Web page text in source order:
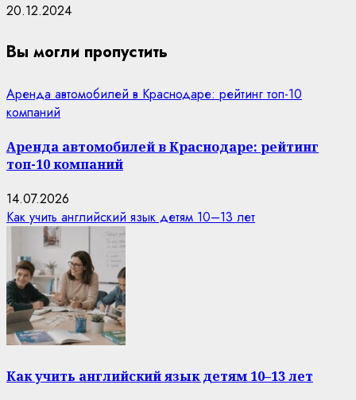
20.12.2024
Вы могли пропустить
Аренда автомобилей в Краснодаре: рейтинг топ-10
компаний
Аренда автомобилей в Краснодаре: рейтинг
топ-10 компаний
14.07.2026
Как учить английский язык детям 10–13 лет
Как учить английский язык детям 10–13 лет